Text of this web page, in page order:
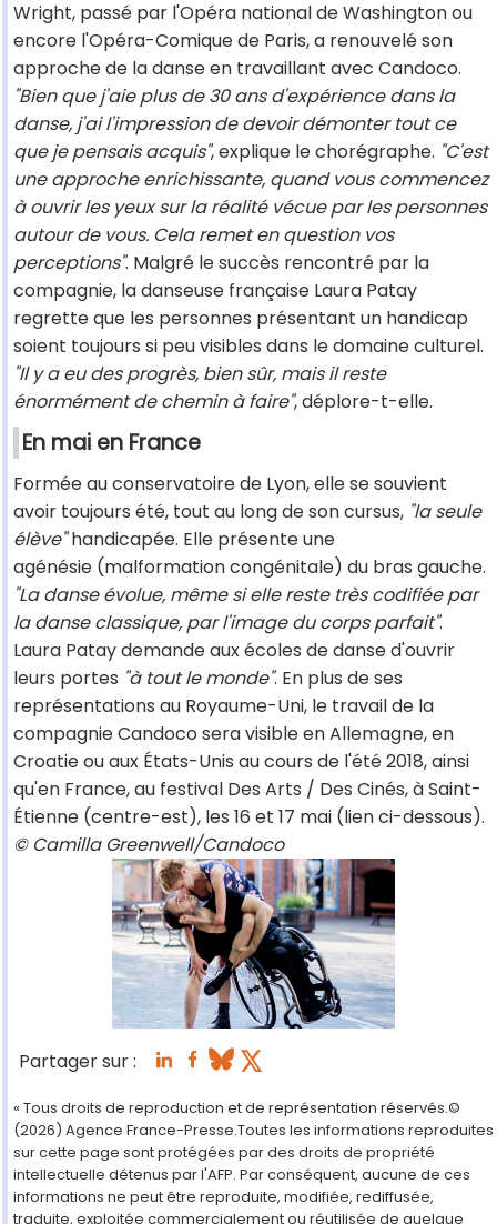
Wright, passé par l'Opéra national de Washington ou
encore l'Opéra-Comique de Paris, a renouvelé son
approche de la danse en travaillant avec Candoco.
"Bien que j'aie plus de 30 ans d'expérience dans la
danse, j'ai l'impression de devoir démonter tout ce
que je pensais acquis", explique le chorégraphe. "C'est
une approche enrichissante, quand vous commencez
à ouvrir les yeux sur la réalité vécue par les personnes
autour de vous. Cela remet en question vos
perceptions". Malgré le succès rencontré par la
compagnie, la danseuse française Laura Patay
regrette que les personnes présentant un handicap
soient toujours si peu visibles dans le domaine culturel.
"Il y a eu des progrès, bien sûr, mais il reste
énormément de chemin à faire", déplore-t-elle.
En mai en France
Formée au conservatoire de Lyon, elle se souvient
avoir toujours été, tout au long de son cursus, "la seule
élève"handicapée. Elle présente une
agénésie (malformation congénitale) du bras gauche.
"La danse évolue, même si elle reste très codifiée par
la danse classique, par l'image du corps parfait".
Laura Patay demande aux écoles de danse d'ouvrir
leurs portes "à tout le monde". En plus de ses
représentations au Royaume-Uni, le travail de la
compagnie Candoco sera visible en Allemagne, en
Croatie ou aux États-Unis au cours de l'été 2018, ainsi
qu'en France, au festival Des Arts / Des Cinés, à Saint-
Étienne (centre-est), les 16 et 17 mai (lien ci-dessous).
© Camilla Greenwell/Candoco
Partager sur :
« Tous droits de reproduction et de représentation réservés.©
(2026) Agence France-Presse.Toutes les informations reproduites
sur cette page sont protégées par des droits de propriété
intellectuelle détenus par l'AFP. Par conséquent, aucune de ces
informations ne peut être reproduite, modifiée, rediffusée,
traduite, exploitée commercialement ou réutilisée de quelque